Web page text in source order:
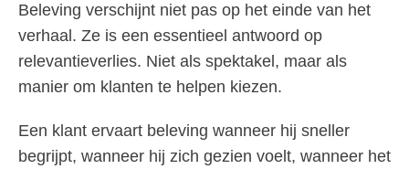
Beleving verschijnt niet pas op het einde van het
verhaal. Ze is een essentieel antwoord op
relevantieverlies. Niet als spektakel, maar als
manier om klanten te helpen kiezen.
Een klant ervaart beleving wanneer hij sneller
begrijpt, wanneer hij zich gezien voelt, wanneer het